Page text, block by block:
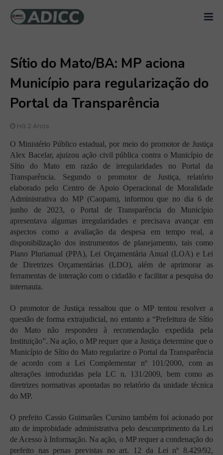
Sítio do Mato/BA: MP aciona
Município para regularização do
Portal da Transparência
Há 2 Anos
O Ministério Público estadual, por meio do promotor de Justiça
Alex Bacelar, ajuizou ação civil pública contra o Município de
Sítio do Mato em razão de irregularidades no Portal da
Transparência. Segundo o promotor de Justiça, relatório
elaborado pelo Centro de Apoio Operacional de Moralidade
Administrativa do MP (Caopam), informou que no dia 6 de
junho de 2023, o Portal de Transparência do Município
apresentava algumas irregularidades e precisava avançar em
aspectos como a avaliação da despesa em tempo real, a
disponibilização dos instrumentos de planejamento, tais como
Plano Plurianual (PPA), Lei Orçamentária Anual (LOA) e Lei
de Diretrizes Orçamentárias (LDO), além de aprimorar as
ferramentas de interação com o cidadão e facilitar a pesquisa do
internauta.
O promotor de Justiça ressaltou que o MP tentou resolver a
questão de forma extrajudicial, no entanto a “Prefeitura de Sítio
do Mato não respondeu à recomendação expedida pela
Instituição”. Na ação, o MP requer que a Justiça determine que o
Município de Sítio do Mato regularize o Portal da Transparência
de acordo com a Lei Complementar nº 101/2000, com as
alterações introduzidas pela LC n. 131/2009, bem como as
diretrizes normativas apontadas no relatório da unidade técnica
do MP.
O prefeito Cassio Guimarães Cursino também foi acionado por
ato de improbidade administrativa pelo descumprimento da Lei
de Acesso à Informação. Na ação, o MP requer a condenação do
prefeito nas penas previstas no art. 12 da Lei nº 8.429/92,